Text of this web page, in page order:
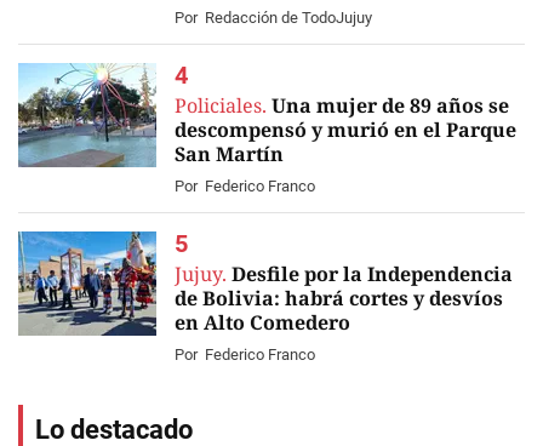
Por Redacción de TodoJujuy
Policiales. Una mujer de 89 años se
descompensó y murió en el Parque
San Martín
Por Federico Franco
Jujuy. Desfile por la Independencia
de Bolivia: habrá cortes y desvíos
en Alto Comedero
Por Federico Franco
Lo destacado